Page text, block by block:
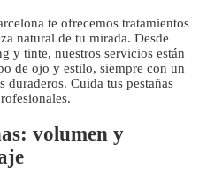
te ofrecemos tratamientos
natural de tu mirada. Desde
y tinte, nuestros servicios están
de ojo y estilo, siempre con un
duraderos. Cuida tus pestañas
volumen y